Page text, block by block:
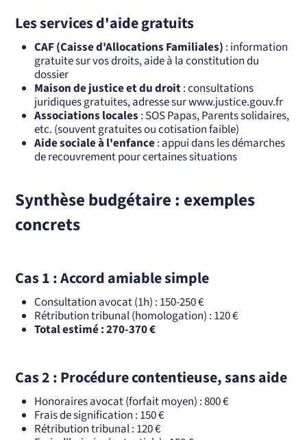
Les services d'aide gratuits
CAF (Caisse d'Allocations Familiales) : information
gratuite sur vos droits, aide à la constitution du
dossier
Maison de justice et du droit: consultations
juridiques gratuites, adresse sur www.justice.gouv.fr
Associations locales : SOS Papas, Parents solidaires,
etc. (souvent gratuites ou cotisation faible)
Aide sociale à l'enfance: appui dans les démarches
de recouvrement pour certaines situations
Synthèse budgétaire : exemples
concrets
Cas 1 : Accord amiable simple
Consultation avocat (1h) : 150-250 €
Rétribution tribunal (homologation) : 120 €
Total estimé : 270-370 €
Cas 2 : Procédure contentieuse, sans aide
Honoraires avocat (forfait moyen) : 800 €
Frais de signification : 150 €
Rétribution tribunal : 120 €